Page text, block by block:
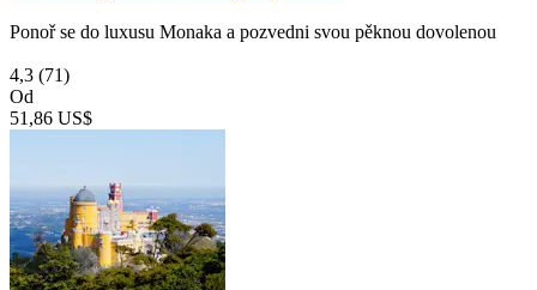
Ponoř se do luxusu Monaka a pozvedni svou pěknou dovolenou
4,3 (71)
Od
51,86 US$